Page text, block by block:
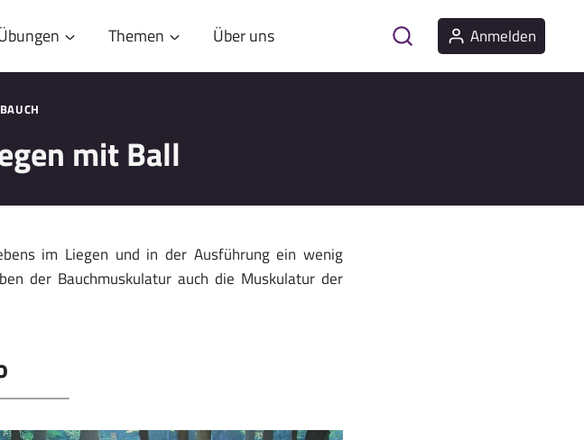
Themen Über uns Anmelden
BAUCH
mit Ball
im Liegen und in der Ausführung ein wenig
der Bauchmuskulatur auch die Muskulatur der